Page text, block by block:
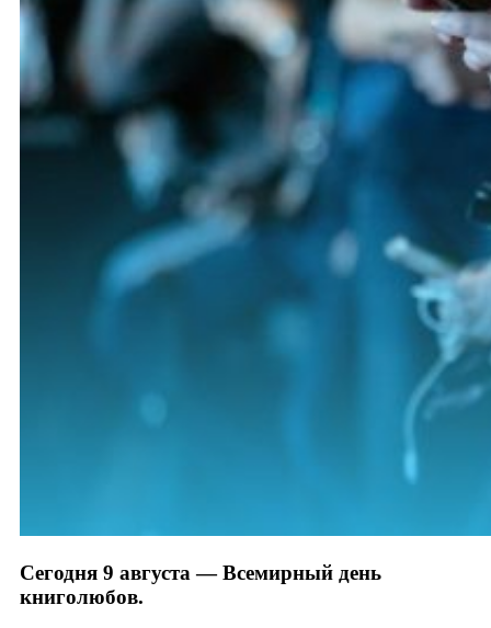
Сегодня 9 августа — Всемирный день
книголюбов.